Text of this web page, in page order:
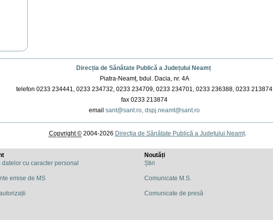
Direcția de Sănătate Publică a Județului Neamț
Piatra-Neamț, bdul. Dacia, nr. 4A
telefon 0233 234441, 0233 234732, 0233 234709, 0233 234701, 0233 236388, 0233 213874
fax 0233 213874
email sant@sant.ro, dspj.neamt@sant.ro
Copyright ©2004-2026 Direcția de Sănătate Publică a Județului Neamț.
datelor cu caracter personal
emise de MS
Noutăți
Știri
Comunicate M.S.
Comunicate de presă